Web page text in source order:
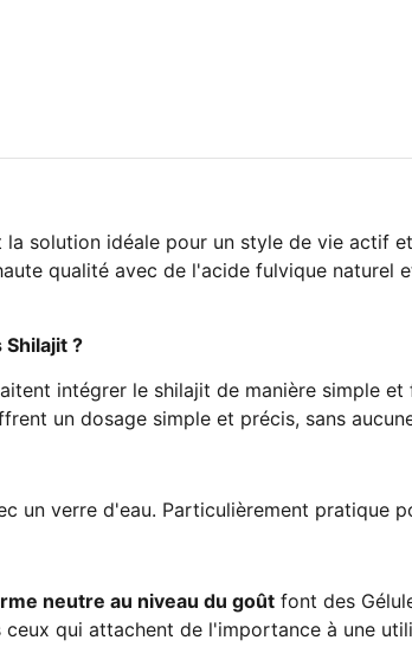
la solution idéale pour un style de vie actif
qualité avec de l'acide fulvique
?
intégrer le shilajit de manière simple
un dosage simple et précis, sans
un verre d'eau. Particulièrement pratique
neutre au niveau du goût font des
qui attachent de l'importance à une